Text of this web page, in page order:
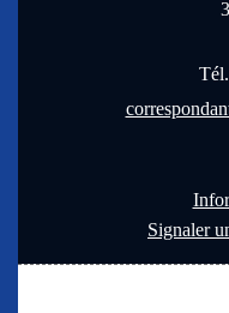
Signaler